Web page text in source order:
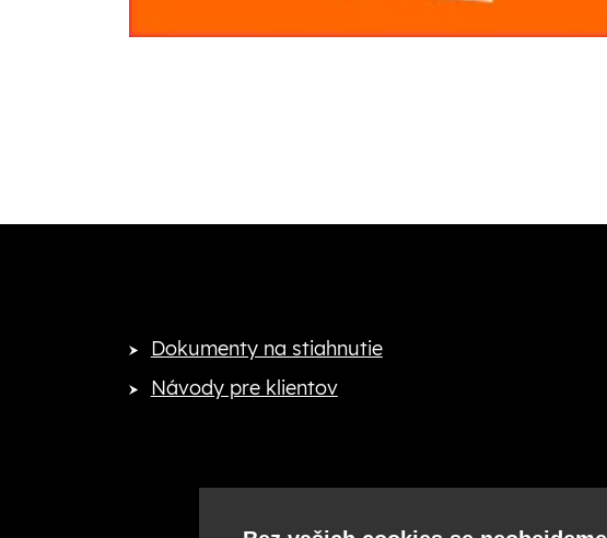
Dokumenty na stiahnutie
Návody pre klientov